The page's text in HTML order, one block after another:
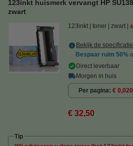
123inkt huismerk vervangt HP
zwart
123inkt toner zwart
Bekijk de
Bespaar ruim 50%
Direct leverbaar
Morgen in huis
Per pagina € 0,020
€ 32,50
Tip